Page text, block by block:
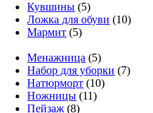
Кувшины (5)
Ложка для обуви (10)
Мармит (5)
Менажница (5)
Набор для уборки (7)
Натюрморт (10)
Ножницы (11)
Пейзаж (8)